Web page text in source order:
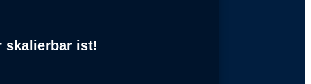
skalierbar ist!